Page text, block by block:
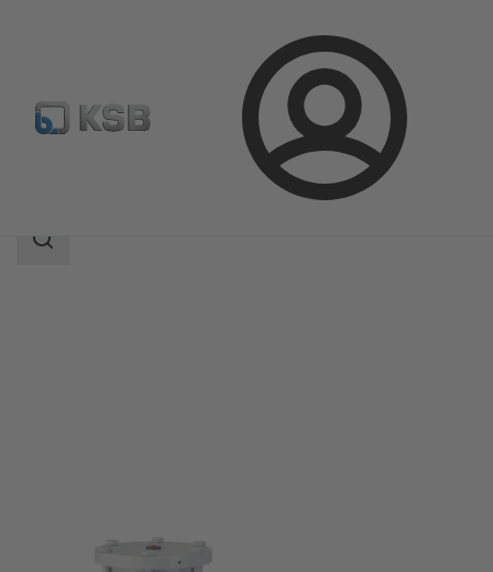
Prijava
Katalog proizvoda SISTO-20
Područje